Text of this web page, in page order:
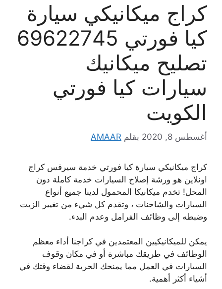
كراج ميكانيكي سيارة
كيا فورتي 69622745
تصليح ميكانيك
سيارات كيا فورتي
الكويت
أغسطس 8, 2020 بقلم AMAAR
كراج ميكانيكي سيارة كيا فورتي خدمة سيرفس كراج
اونلاين هو ورشة إصلاح السيارات خدمة كاملة دون
المحل! تخدم ميكانيكا المحمول لدينا جميع أنواع
السيارات والشاحنات ، وتقدم كل شيء من تغيير الزيت
وضبطه إلى وظائف الفرامل وعدم البدء.
يمكن للميكانيكيين المعتمدين في كراجنا أداء معظم
الوظائف في طريقك مباشرة أو في مكان وقوف
السيارات في العمل مما يمنحك الحرية لقضاء وقتك في
أشياء أكثر أهمية.